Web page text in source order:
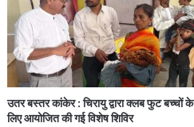
उतर बस्तर कांकेर : चिरायु द्वारा क्लब फुट बच्चों के
लिए आयोजित की गई विशेष शिविर